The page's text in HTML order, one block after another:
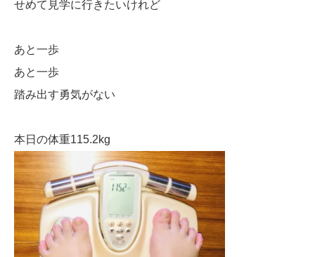
せめて見学に行きたいけれど
あと一歩
あと一歩
踏み出す勇気がない
本日の体重115.2kg